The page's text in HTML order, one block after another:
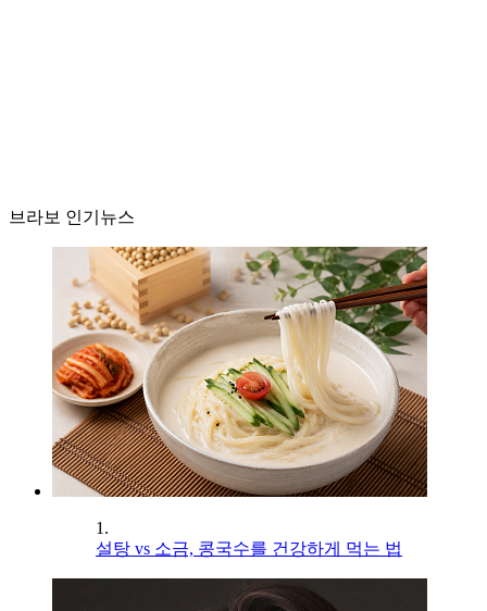
브라보 인기뉴스
1.
설탕 vs 소금, 콩국수를 건강하게 먹는 법